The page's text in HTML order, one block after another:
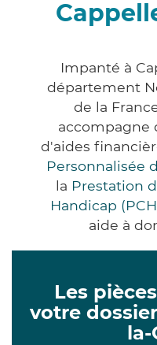
Impanté à
département
de la
accompagne
d'aides
Personnalisée
la Prestation
Handicap
aide à
Les
votre
la-